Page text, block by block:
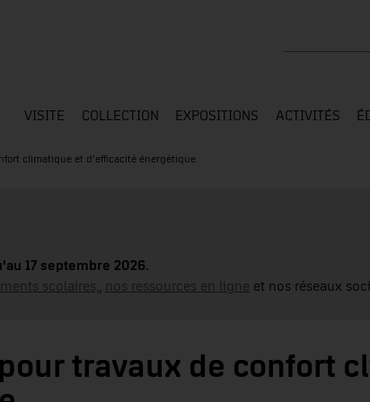
VISITE COLLECTION EXPOSITIONS ACTIVITÉS
climatique et d’efficacité énergétique
17 septembre 2026.
scolaires, nos ressources en ligne et nos réseaux
travaux de confort